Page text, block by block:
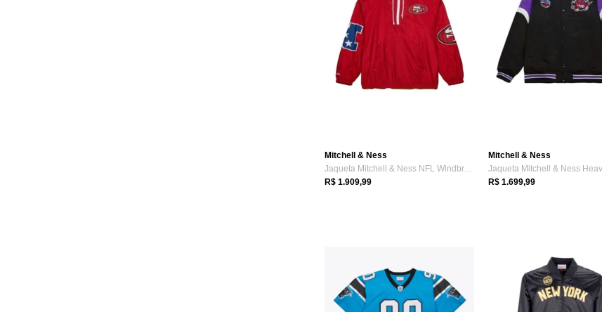
Mitchell & Ness
Jaqueta Mitchell & Ness NFL Windbreaker ...
R$ 1.909,99
Mitchell & Ness
R$ 1.699,99